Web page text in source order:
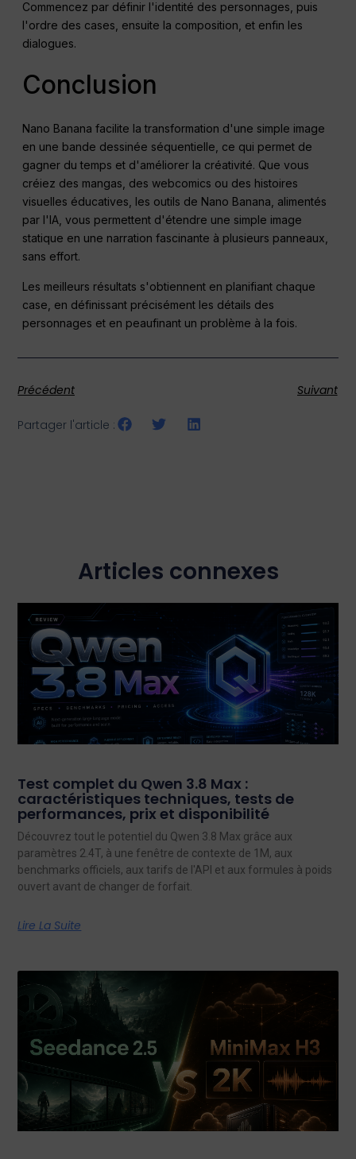
Commencez par définir l'identité des personnages, puis
l'ordre des cases, ensuite la composition, et enfin les
dialogues.
Conclusion
Nano Banana facilite la transformation d'une simple image
en une bande dessinée séquentielle, ce qui permet de
gagner du temps et d'améliorer la créativité. Que vous
créiez des mangas, des webcomics ou des histoires
visuelles éducatives, les outils de Nano Banana, alimentés
par l'IA, vous permettent d'étendre une simple image
statique en une narration fascinante à plusieurs panneaux,
sans effort.
Les meilleurs résultats s'obtiennent en planifiant chaque
case, en définissant précisément les détails des
personnages et en peaufinant un problème à la fois.
Précédent Suivant
Partager l'article :
Articles connexes
Test complet du Qwen 3.8 Max :
caractéristiques techniques, tests de
performances, prix et disponibilité
Découvrez tout le potentiel du Qwen 3.8 Max grâce aux
paramètres 2.4T, à une fenêtre de contexte de 1M, aux
benchmarks officiels, aux tarifs de l'API et aux formules à poids
ouvert avant de changer de forfait.
Lire La Suite